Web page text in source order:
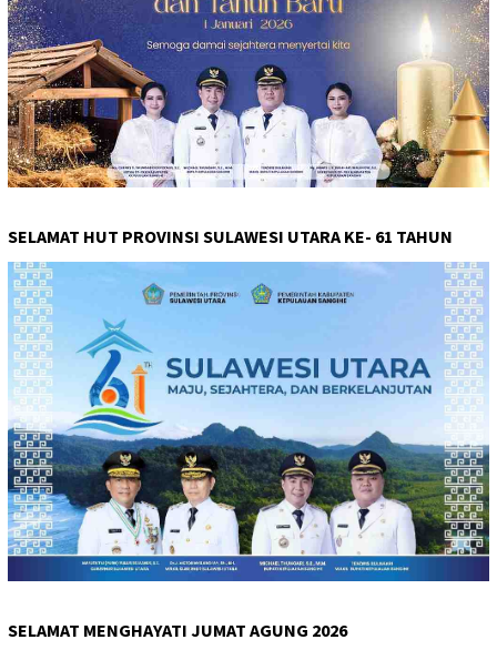
SELAMAT HUT PROVINSI SULAWESI UTARA KE- 61 TAHUN
SELAMAT MENGHAYATI JUMAT AGUNG 2026